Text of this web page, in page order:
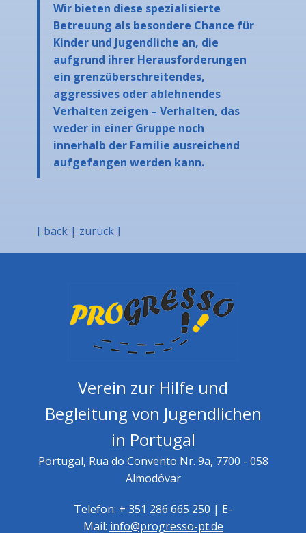
Wir bieten diese spezialisierte
Betreuung als besondere Chance für
Kinder und Jugendliche an, die
aufgrund ihrer Herausforderungen
ein grenzüberschreitendes,
aggressives oder ablehnendes
Verhalten zeigen – Verhalten, das
weder in einer Gruppe noch
innerhalb der Familie ausreichend
aufgefangen werden kann.
[ back | zurück ]
Verein zur Hilfe und
Begleitung von Jugendlichen
in Portugal
Portugal, Rua do Convento Nr. 9a, 7700 - 058
Almodôvar
Telefon: + 351 286 665 250 | E-
Mail: info@progresso-pt.de